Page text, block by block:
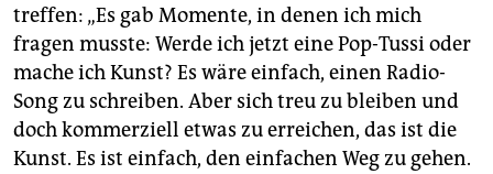
treffen: „Es gab Momente, in denen ich mich
fragen musste: Werde ich jetzt eine Pop-Tussi oder
mache ich Kunst? Es wäre einfach, einen Radio-
Song zu schreiben. Aber sich treu zu bleiben und
doch kommerziell etwas zu erreichen, das ist die
Kunst. Es ist einfach, den einfachen Weg zu gehen.